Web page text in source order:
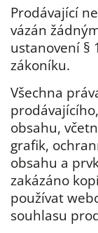
Prodávající
vázán
ustanovení §
zákoníku.
Všechna
obsahu,
grafik,
obsahu a
zakázáno
používat
souhlasu